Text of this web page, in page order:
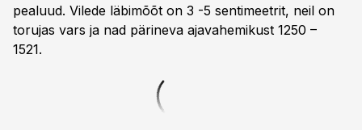
pealuud. Vilede läbimõõt on 3 -5 sentimeetrit, neil on
torujas vars ja nad pärineva ajavahemikust 1250 –
1521.